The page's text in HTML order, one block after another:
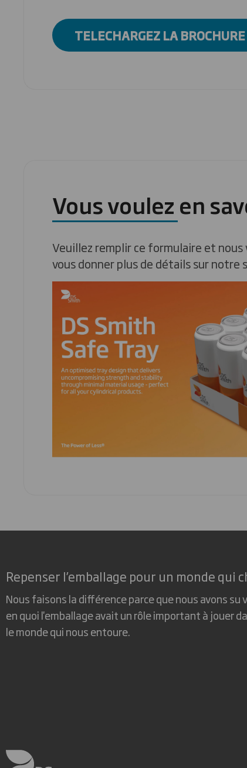
TELECHARGEZ LA BROCHURE
Vous voulez en
Veuillez remplir ce formulaire et
vous donner plus de détails sur notre
Repenser l’emballage pour un monde qui
Nous faisons la différence parce que nous avons su
en quoi l'emballage avait un rôle important à jouer
le monde qui nous entoure.